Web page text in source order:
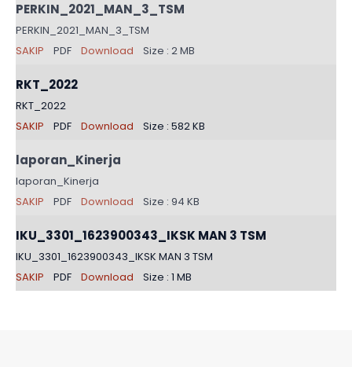
PERKIN_2021_MAN_3_TSM
PERKIN_2021_MAN_3_TSM
SAKIP
PDF Download Size : 2 MB
RKT_2022
RKT_2022
SAKIP
PDF Download Size : 582 KB
laporan_Kinerja
laporan_Kinerja
SAKIP
PDF Download Size : 94 KB
IKU_3301_1623900343_IKSK MAN 3 TSM
IKU_3301_1623900343_IKSK MAN 3 TSM
SAKIP
PDF Download Size : 1 MB